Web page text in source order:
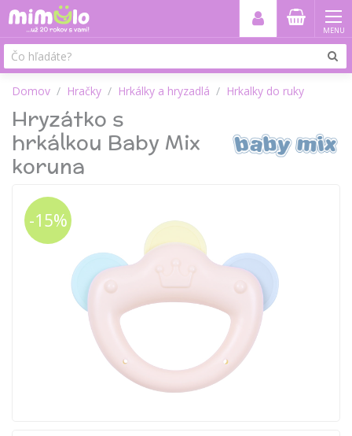
MENU
Domov Hračky Hrkálky a hryzadlá Hrkalky do ruky
Hryzátko s
hrkálkou Baby Mix
koruna
-15%